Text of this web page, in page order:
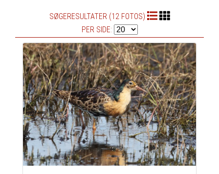
SØGERESULTATER (12 FOTOS)
PER SIDE: